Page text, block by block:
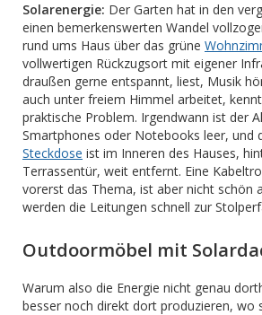
Solarenergie: Der Garten hat in den
einen bemerkenswerten Wandel
rund ums Haus über das grüne
vollwertigen Rückzugsort mit eigener
draußen gerne entspannt, liest, Musik
auch unter freiem Himmel arbeitet,
praktische Problem. Irgendwann ist der
Smartphones oder Notebooks leer, und
Steckdose ist im Inneren des Hauses,
Terrassentür, weit entfernt. Eine
vorerst das Thema, ist aber nicht schön
werden die Leitungen schnell zur
Outdoormöbel mit
Warum also die Energie nicht genau
besser noch direkt dort produzieren, wo